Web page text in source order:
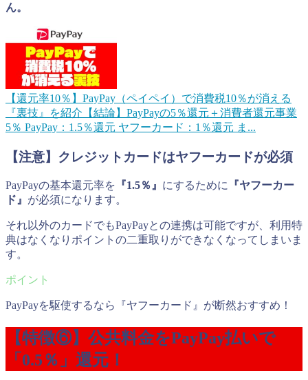
ん。
【還元率10％】PayPay（ペイペイ）で消費税10％が消える
『裏技』を紹介 【結論】PayPayの5％還元＋消費者還元事業
5％ PayPay：1.5％還元 ヤフーカード：1％還元 ま...
【注意】クレジットカードはヤフーカードが必須
PayPayの基本還元率を 『1.5％』 にするために
『ヤフーカー
ド』 が必須になります。
それ以外のカードでもPayPayとの連携は可能ですが、利用特
典はなくなりポイントの二重取りができなくなってしまいま
す。
PayPayを駆使するなら『ヤフーカード』が断然おすすめ！
【特徴⑥】公共料金をPayPay払いで
「0.5％」還元！